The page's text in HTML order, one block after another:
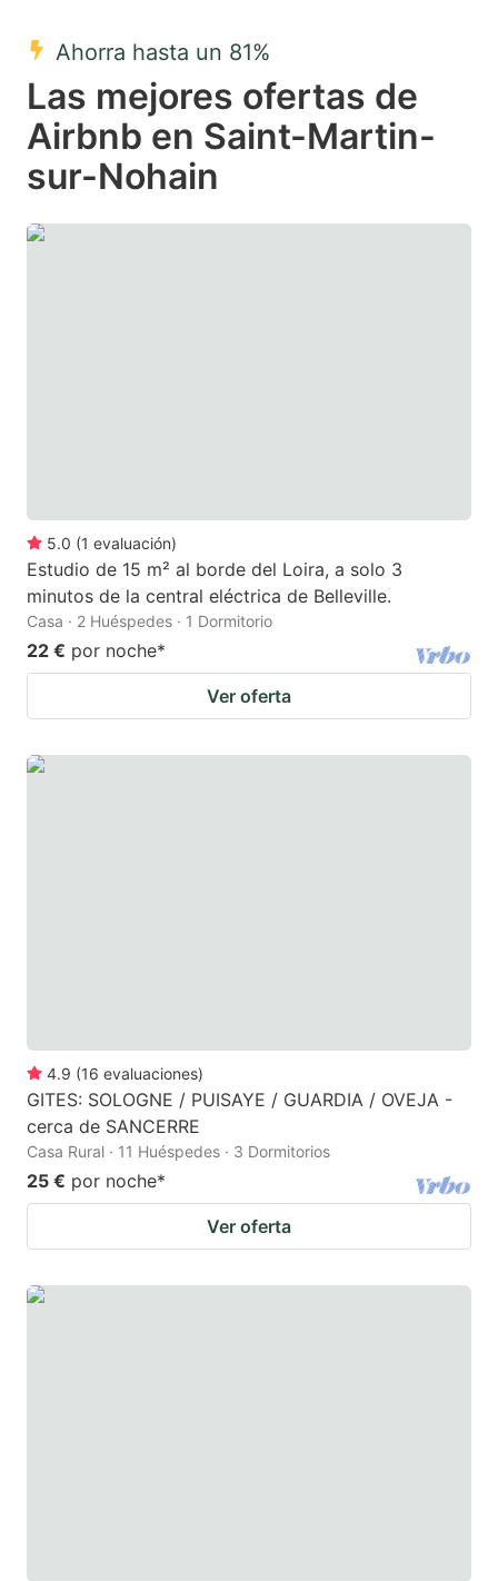
key
to
get
the
keyboard
shortcuts
to
get
shortcuts
Ahorra hasta un 81%
Las mejores ofertas de
Airbnb en Saint-Martin-
sur-Nohain
5.0 (1 evaluación)
Estudio de 15 m² al borde del Loira, a solo 3
minutos de la central eléctrica de Belleville.
Casa · 2 Huéspedes · 1 Dormitorio
22 € por noche*
Ver oferta
4.9 (16 evaluaciones)
GITES: SOLOGNE / PUISAYE / GUARDIA / OVEJA -
cerca de SANCERRE
Casa Rural · 11 Huéspedes · 3 Dormitorios
25 € por noche*
Ver oferta